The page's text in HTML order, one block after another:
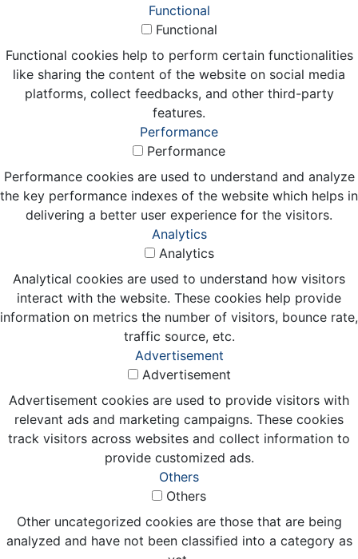
Functional
Functional
Functional cookies help to perform certain functionalities
like sharing the content of the website on social media
platforms, collect feedbacks, and other third-party
features.
Performance
Performance
Performance cookies are used to understand and analyze
the key performance indexes of the website which helps in
delivering a better user experience for the visitors.
Analytics
Analytics
Analytical cookies are used to understand how visitors
interact with the website. These cookies help provide
information on metrics the number of visitors, bounce rate,
traffic source, etc.
Advertisement
Advertisement
Advertisement cookies are used to provide visitors with
relevant ads and marketing campaigns. These cookies
track visitors across websites and collect information to
provide customized ads.
Others
Others
Other uncategorized cookies are those that are being
analyzed and have not been classified into a category as